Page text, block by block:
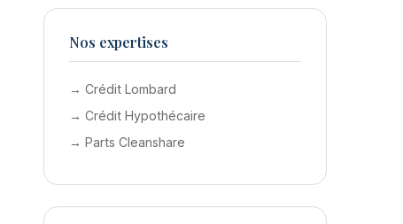
Nos expertises
→ Crédit Lombard
→ Crédit Hypothécaire
→ Parts Cleanshare